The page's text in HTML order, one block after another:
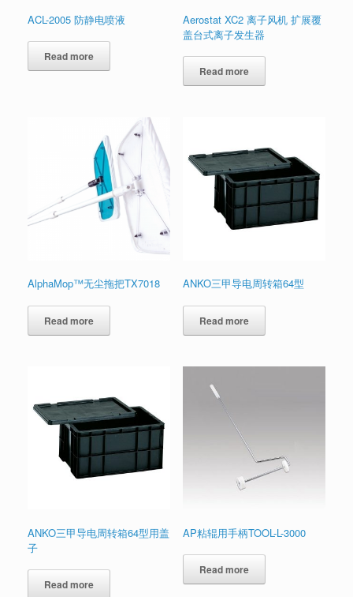
ACL-2005 防静电喷液
Read more
Aerostat XC2 离子风机 扩展覆
盖台式离子发生器
Read more
AlphaMop™无尘拖把TX7018
Read more
ANKO三甲导电周转箱64型
Read more
ANKO三甲导电周转箱64型用盖
子
Read more
AP粘辊用手柄TOOL-L-3000
Read more